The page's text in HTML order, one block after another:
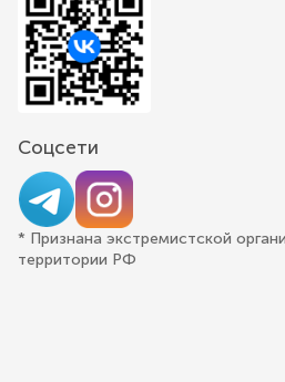
Соцсети
* Признана экстремистской
территории РФ